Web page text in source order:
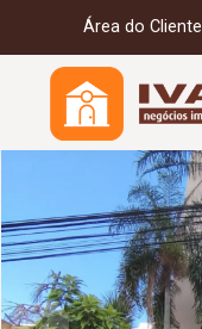
Área do Cliente